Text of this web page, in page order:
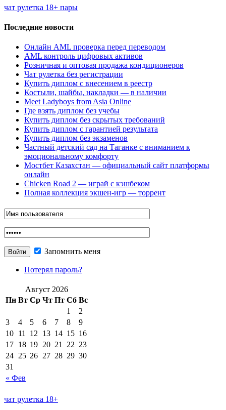
чат рулетка 18+ пары
Последние новости
Онлайн AML проверка перед переводом
AML контроль цифровых активов
Розничная и оптовая продажа кондиционеров
Чат рулетка без регистрации
Купить диплом с внесением в реестр
Костыли, шайбы, накладки — в наличии
Meet Ladyboys from Asia Online
Где взять диплом без учебы
Купить диплом без скрытых требований
Купить диплом с гарантией результата
Купить диплом без экзаменов
Частный детский сад на Таганке с вниманием к
эмоциональному комфорту
Мостбет Казахстан — официальный сайт платформы
онлайн
Chicken Road 2 — играй с кэшбеком
Полная коллекция экшен-игр — торрент
Запомнить меня
Потерял пароль?
Август 2026
Пн Вт Ср Чт Пт Сб Вс
« Фев
1
2
3
4 5 6 7 8
9
10 11 12 13 14 15 16
17 18 19 20 21 22 23
24 25 26 27 28 29 30
31
чат рулетка 18+